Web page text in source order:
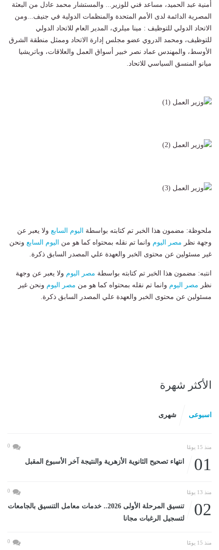
أمنية عبد الحميد، مساعد فني للوزير... والمستشار محمد عادل من البعثة
المصرية الدائمة لدى الأمم المتحدة والمنظمات الدولية في جنيف...ومن
الاتحاد الدولي للتوظيف : مينا ميلري، المدير العام للاتحاد الدولي
للتوظيف، ومحمد الدروي عضو مجلس إدارة الاتحاد وممثل منطقة الشرق
الأوسط، والمهندس عماد نصر خبير أسواق العمل والعلاقات، وباتريشيا
ميانو المنسق السياسي للاتحاد.
ملحوظة: مضمون هذا الخبر تم كتابته بواسطة اليوم السابع ولا يعبر عن
وجهة نظر مصر اليوم وانما تم نقله بمحتواه كما هو من اليوم السابع ونحن
غير مسئولين عن محتوى الخبر والعهدة علي المصدر السابق ذكرة.
انتبه: مضمون هذا الخبر تم كتابته بواسطة مصر اليوم ولا يعبر عن وجهة
نظر مصر اليوم وانما تم نقله بمحتواه كما هو من مصر اليوم ونحن غير
مسئولين عن محتوى الخبر والعهدة علي المصدر السابق ذكرة.
الأكثر شهرة
اسبوعى شهرى
منذ 15 يومًا 0
01 انتهاء تصحيح الثانوية الأزهرية والنتيجة آخر الأسبوع المقبل
منذ 13 يومًا 0
02
تنسيق المرحلة الأولى 2026.. خدمات معامل التنسيق بالجامعات
لتسجيل الرغبات مجانا
منذ 15 يومًا 0